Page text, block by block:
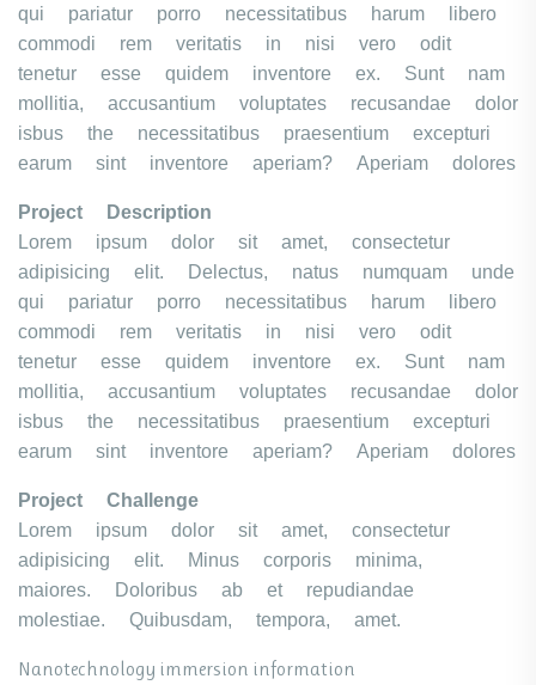
qui pariatur porro necessitatibus harum libero
commodi rem veritatis in nisi vero odit
tenetur esse quidem inventore ex. Sunt nam
mollitia, accusantium voluptates recusandae dolor
isbus the necessitatibus praesentium excepturi
earum sint inventore aperiam? Aperiam dolores
Project Description
Lorem ipsum dolor sit amet, consectetur
adipisicing elit. Delectus, natus numquam unde
qui pariatur porro necessitatibus harum libero
commodi rem veritatis in nisi vero odit
tenetur esse quidem inventore ex. Sunt nam
mollitia, accusantium voluptates recusandae dolor
isbus the necessitatibus praesentium excepturi
earum sint inventore aperiam? Aperiam dolores
Project Challenge
Lorem ipsum dolor sit amet, consectetur
adipisicing elit. Minus corporis minima,
maiores. Doloribus ab et repudiandae
molestiae. Quibusdam, tempora, amet.
Nanotechnology immersion information